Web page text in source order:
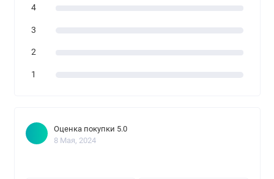
4
3
2
1
Оценка покупки 5.0
8 Мая, 2024